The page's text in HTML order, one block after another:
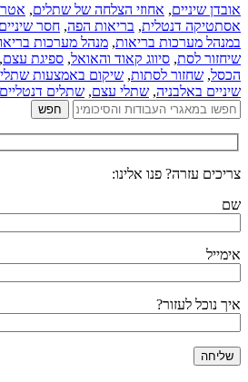
אובדן שיניים, אחוזי הצלחה של שתלים,
אסתטיקה דנטלית, בריאות הפה, חסר
במנהל מערכות בריאות, מנהל מערכות
שיחזור לסת, סיווג קאוד והאואל, ספיגת עצם,
הכסל, שחזור לסתות, שיקום באמצעות
שיניים באלבניה, שתלי עצם, שתלים דנטליים
צריכים עזרה? פנו אלינו:
שם
אימייל
איך נוכל לעזור?